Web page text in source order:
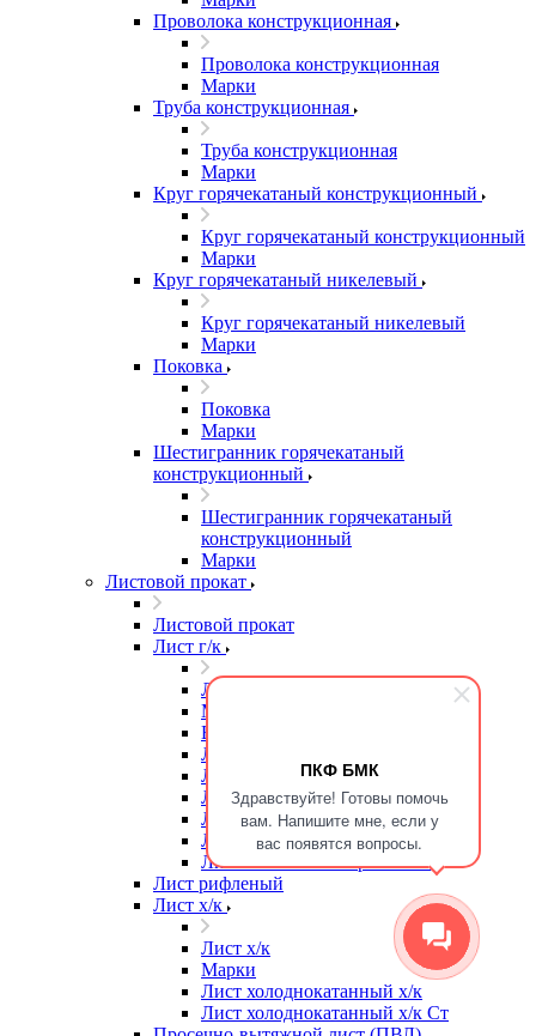
ПКФ БМК
Здравствуйте! Готовы помочь
вам. Напишите мне, если у
вас появятся вопросы.
Проволока конструкционная
Проволока конструкционная
Марки
Труба конструкционная
Труба конструкционная
Марки
Круг горячекатаный конструкционный
Круг горячекатаный конструкционный
Марки
Круг горячекатаный никелевый
Круг горячекатаный никелевый
Марки
Поковка
Поковка
Марки
Шестигранник горячекатаный
конструкционный
Шестигранник горячекатаный
конструкционный
Марки
Листовой прокат
Листовой прокат
Лист г/к
Лист г/к
Марки
Высокопрочная сталь
Лист г/к
Лист г/к Ст3
Лист г/к износостойкий
Лист г/к конструкционный
Лист г/к мостостроительный
Лист г/к низколегированный
Лист рифленый
Лист х/к
Лист х/к
Марки
Лист холоднокатанный х/к
Лист холоднокатанный х/к Ст